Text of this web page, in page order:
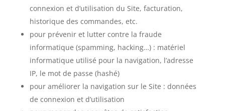
connexion et d’utilisation du Site, facturation,
historique des commandes, etc.
pour prévenir et lutter contre la fraude
informatique (spamming, hacking…) : matériel
informatique utilisé pour la navigation, l’adresse
IP, le mot de passe (hashé)
pour améliorer la navigation sur le Site : données
de connexion et d’utilisation